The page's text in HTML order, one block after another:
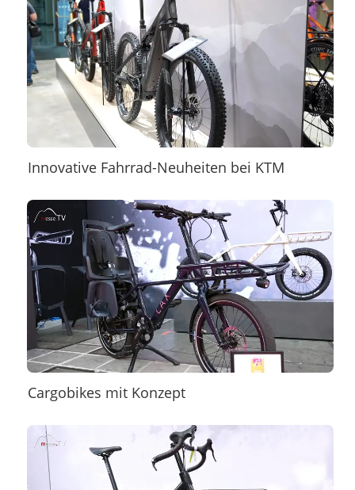
Innovative Fahrrad-Neuheiten bei KTM
Cargobikes mit Konzept